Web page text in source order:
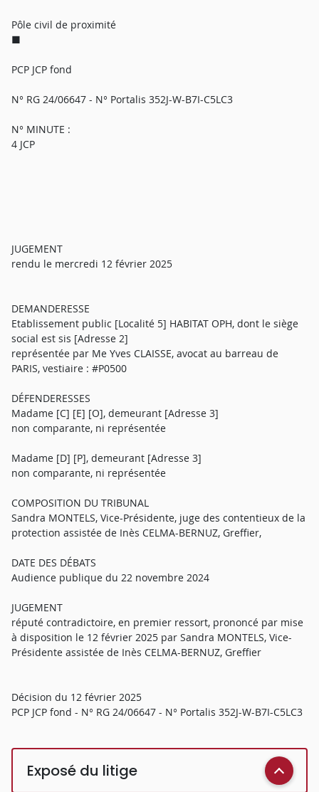
Pôle civil de proximité
■
PCP JCP fond
N° RG 24/06647 - N° Portalis 352J-W-B7I-C5LC3
N° MINUTE :
4 JCP
JUGEMENT
rendu le mercredi 12 février 2025
DEMANDERESSE
Etablissement public [Localité 5] HABITAT OPH, dont le siège
social est sis [Adresse 2]
représentée par Me Yves CLAISSE, avocat au barreau de
PARIS, vestiaire : #P0500
DÉFENDERESSES
Madame [C] [E] [O], demeurant [Adresse 3]
non comparante, ni représentée
Madame [D] [P], demeurant [Adresse 3]
non comparante, ni représentée
COMPOSITION DU TRIBUNAL
Sandra MONTELS, Vice-Présidente, juge des contentieux de la
protection assistée de Inès CELMA-BERNUZ, Greffier,
DATE DES DÉBATS
Audience publique du 22 novembre 2024
JUGEMENT
réputé contradictoire, en premier ressort, prononcé par mise
à disposition le 12 février 2025 par Sandra MONTELS, Vice-
Présidente assistée de Inès CELMA-BERNUZ, Greffier
Décision du 12 février 2025
PCP JCP fond - N° RG 24/06647 - N° Portalis 352J-W-B7I-C5LC3
Exposé du litige